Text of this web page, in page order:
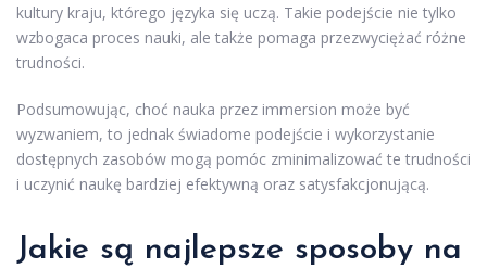
kultury kraju, którego języka się uczą. Takie podejście nie tylko
wzbogaca proces nauki, ale także pomaga przezwyciężać różne
trudności.
Podsumowując, choć nauka przez immersion może być
wyzwaniem, to jednak świadome podejście i wykorzystanie
dostępnych zasobów mogą pomóc zminimalizować te trudności
i uczynić naukę bardziej efektywną oraz satysfakcjonującą.
Jakie są najlepsze sposoby na